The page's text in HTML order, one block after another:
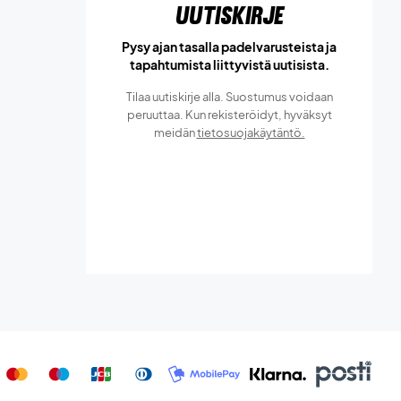
Uutiskirje
Pysy ajan tasalla padelvarusteista ja
tapahtumista liittyvistä uutisista.
Tilaa uutiskirje alla. Suostumus voidaan
peruuttaa. Kun rekisteröidyt, hyväksyt
meidäntietosuojakäytäntö.